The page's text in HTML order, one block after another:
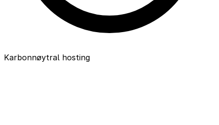
Karbonnøytral hosting